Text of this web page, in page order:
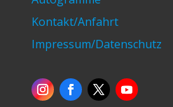
Kontakt/Anfahrt
Impressum/Datenschutz